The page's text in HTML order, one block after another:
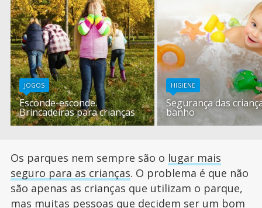
JOGOS
Esconde-esconde.
Brincadeiras para crianças
HIGIENE
Segurança das
banho
Os parques nem sempre são o lugar mais
seguro para as crianças. O problema é que não
são apenas as crianças que utilizam o parque,
mas muitas pessoas que decidem ser um bom